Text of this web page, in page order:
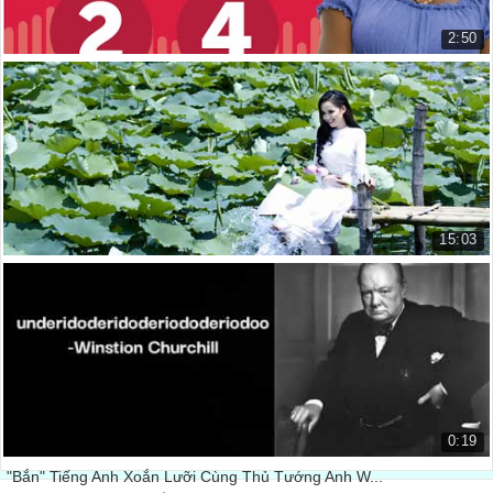
Sóng thần làm ngập phần lớn bờ biển phía đông bắc của Nhật
02:25
It caused great damage to many buildings.
Nó gây ra thiệt hại lớn cho nhiều tòa nhà.
02:39
One of the damaged buildings was the Fukushima Daiichi
nuclear power plant.
Một trong những tòa nhà bị hư hỏng là nhà máy điện hạt nhân
Fukushima Daiichi.
02:44
This power plant experienced a partial meltdown.
Nhà máy điện hạt nhân đã trải qua một phần của sự phóng xạ,02:52
The power plant became too hot.
02:57
The containers around the nuclear fuel broke.
Các phần đựng xung quanh các thanh nhiên liệu hạt nhân bị phá
2:50
Luyện nghe tiếng Anh - Đến sân bay ở Mỹ
English Listening Comprehension ...
9.213 lượt xem
15:03
135.121 lượt xem
0:19
"Bắn" Tiếng Anh Xoắn Lưỡi Cùng Thủ Tướng Anh W...